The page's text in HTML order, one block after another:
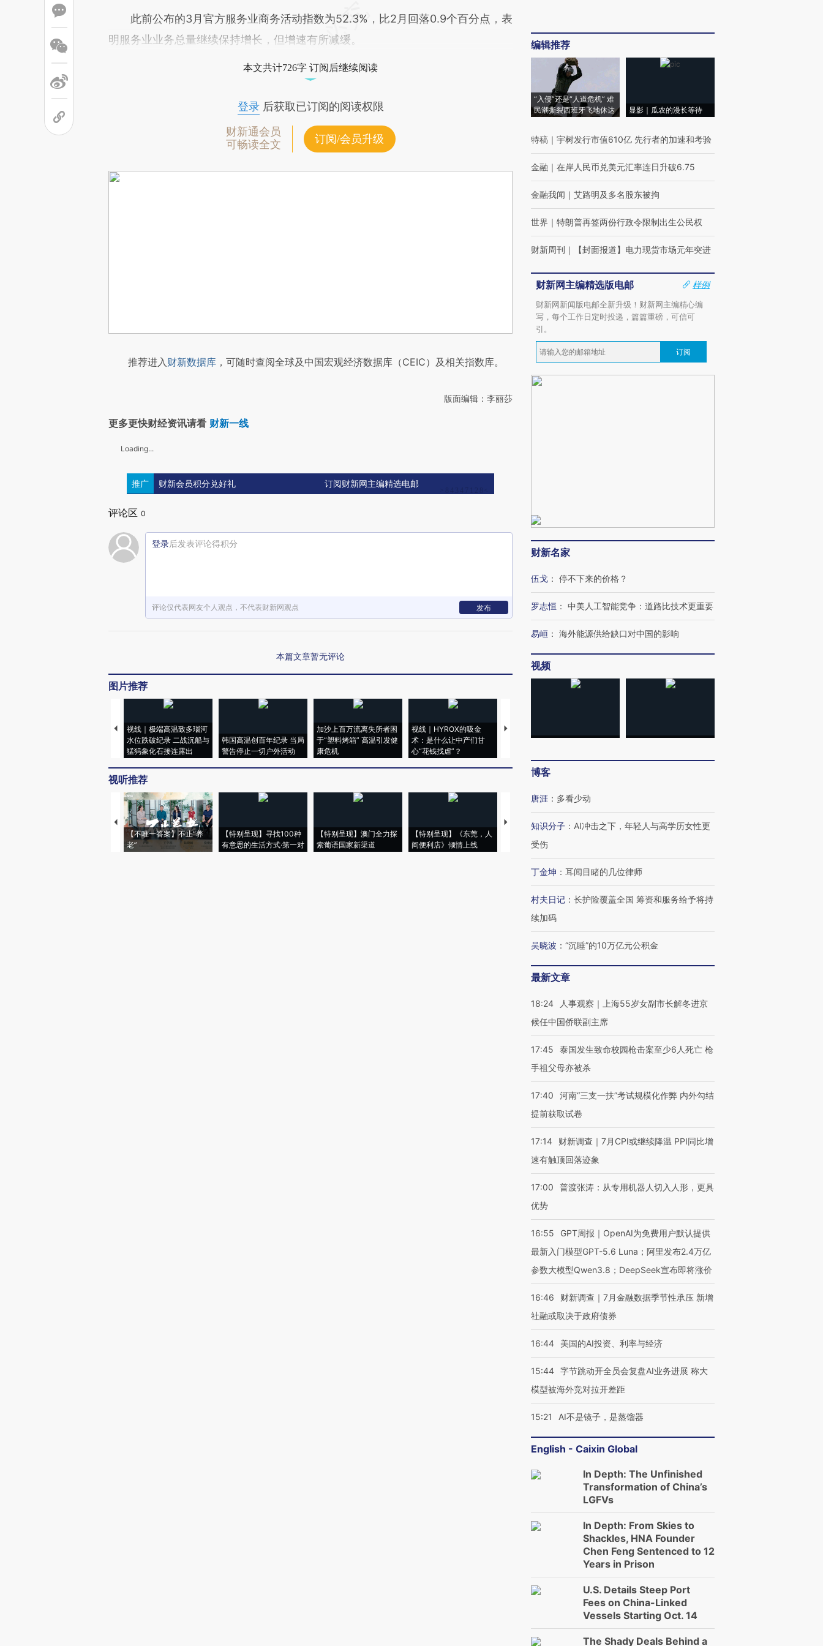
此前公布的3月官方服务业商务活动指数为52.3%，比2月回落0.9个百分点，表
明服务业业务总量继续保持增长，但增速有所减缓。
本文共计726字 订阅后继续阅读
登录后获取已订阅的阅读权限
财新通会员
可畅读全文
订阅/会员升级
推荐进入财新数据库 ，可随时查阅全球及中国宏观经济数据库（CEIC）及相关指数库。
版面编辑：李丽莎
更多更快财经资讯请看 财新一线
Loading...
推广 财新会员积分兑好礼 订阅财新网主编精选电邮
评论区 0
登录后发表评论得积分
评论仅代表网友个人观点，不代表财新网观点 发布
本篇文章暂无评论
图片推荐
视线｜极端高温致多瑙河
水位跌破纪录 二战沉船与
猛犸象化石接连露出
韩国高温创百年纪录 当局
警告停止一切户外活动
加沙上百万流离失所者困
于“塑料烤箱” 高温引发健
康危机
视线｜HYROX的吸金
术：是什么让中产们甘
心“花钱找虐”？
马航飞行员跨国走私7万
粒摇头丸 尿检体内含3种
度Z世代 用街头抗争将教
机”？难民潮撕裂西班牙
视听推荐
【不唯一答案】不止“养
老”
【特别呈现】寻找100种
有意思的生活方式·第一对
【特别呈现】澳门全力探
索葡语国家新渠道
【特别呈现】《东莞，人
间便利店》倾情上线
【推广】走进第四届链博
【商旅对话】华住集团
编辑推荐
“入侵”还是“人道危机” 难
民潮撕裂西班牙飞地休达
显影｜瓜农的漫长等待
特稿 ｜ 宇树发行市值610亿 先行者的加速和考验
金融 ｜ 在岸人民币兑美元汇率连日升破6.75
金融我闻 ｜ 艾路明及多名股东被拘
世界 ｜ 特朗普再签两份行政令限制出生公民权
财新周刊 ｜ 【封面报道】电力现货市场元年突进
财新网主编精选版电邮
样例
财新网新闻版电邮全新升级！财新网主编精心编
写，每个工作日定时投递，篇篇重磅，可信可
引。
订阅
财新名家
伍戈 ： 停不下来的价格？
罗志恒 ： 中美人工智能竞争：道路比技术更重要
易峘 ： 海外能源供给缺口对中国的影响
视频
博客
唐涯 ： 多看少动
知识分子 ： AI冲击之下，年轻人与高学历女性更
受伤
丁金坤 ： 耳闻目睹的几位律师
村夫日记 ： 长护险覆盖全国 筹资和服务给予将持
续加码
吴晓波 ： “沉睡”的10万亿元公积金
最新文章
18:24
人事观察｜上海55岁女副市长解冬进京
候任中国侨联副主席
17:45
泰国发生致命校园枪击案至少6人死亡 枪
手祖父母亦被杀
17:40
河南“三支一扶”考试规模化作弊 内外勾结
提前获取试卷
17:14
财新调查｜7月CPI或继续降温 PPI同比增
速有触顶回落迹象
17:00
普渡张涛：从专用机器人切入人形，更具
优势
16:55
GPT周报｜OpenAI为免费用户默认提供
最新入门模型GPT-5.6 Luna；阿里发布2.4万亿
参数大模型Qwen3.8；DeepSeek宣布即将涨价
16:46
财新调查｜7月金融数据季节性承压 新增
社融或取决于政府债券
16:44 美国的AI投资、利率与经济
15:44 字节跳动开全员会复盘AI业务进展 称大
模型被海外竞对拉开差距
15:21 AI不是镜子，是蒸馏器
English - Caixin Global
In Depth: The Unfinished
Transformation of China’s
LGFVs
In Depth: From Skies to
Shackles, HNA Founder
Chen Feng Sentenced to 12
Years in Prison
U.S. Details Steep Port
Fees on China-Linked
Vessels Starting Oct. 14
The Shady Deals Behind a